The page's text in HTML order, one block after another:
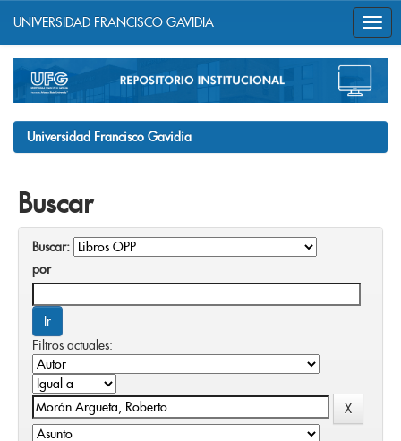
navigation
UNIVERSIDAD FRANCISCO GAVIDIA
Universidad Francisco Gavidia
Buscar
Buscar:
por
Filtros actuales: